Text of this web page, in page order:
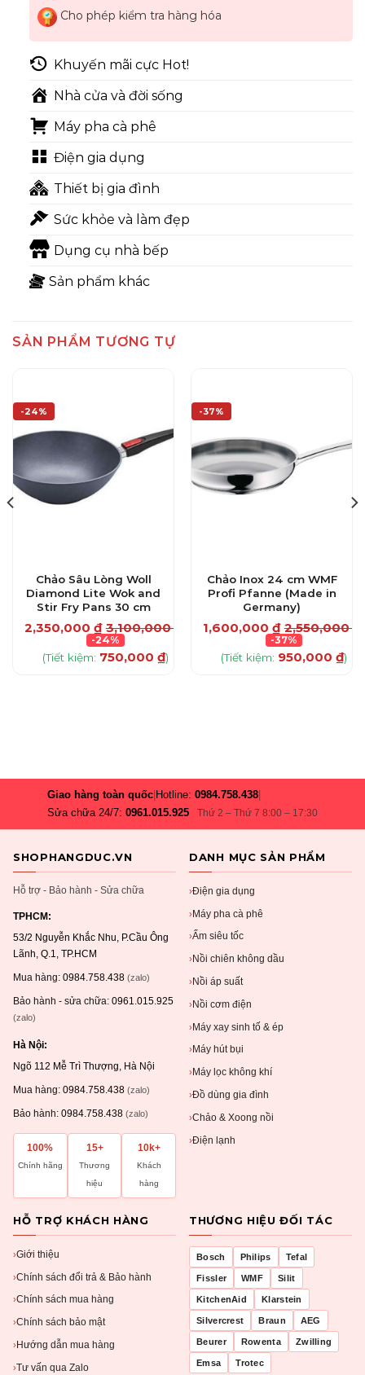
Cho phép kiểm tra hàng hóa
Khuyến mãi cực Hot!
Nhà cửa và đời sống
Máy pha cà phê
Điện gia dụng
Thiết bị gia đình
Sức khỏe và làm đẹp
Dụng cụ nhà bếp
Sản phẩm khác
SẢN PHẨM TƯƠNG TỰ
-24%
Chảo Sâu Lòng Woll
Diamond Lite Wok and
Stir Fry Pans 30 cm
2,350,000 ₫ 3,100,000
-24%
(Tiết kiệm: 750,000 ₫)
-37%
Chảo Inox 24 cm WMF
Profi Pfanne (Made in
Germany)
1,600,000 ₫ 2,550,000
-37%
(Tiết kiệm: 950,000 ₫)
Giao hàng toàn quốc Hotline:0984.758.438
Sửa chữa 24/7:0961.015.925 Thứ 2 – Thứ 7 8:00 – 17:30
SHOPHANGDUC.VN
Hỗ trợ - Bảo hành - Sửa chữa
TPHCM:
53/2 Nguyễn Khắc Nhu, P.Cầu Ông
Lãnh, Q.1, TP.HCM
Mua hàng: 0984.758.438 (zalo)
Bảo hành - sửa chữa: 0961.015.925
(zalo)
Hà Nội:
Ngõ 112 Mễ Trì Thượng, Hà Nội
Mua hàng: 0984.758.438 (zalo)
Bảo hành: 0984.758.438 (zalo)
100%
Chính hãng
15+
Thương
hiệu
10k+
Khách
hàng
DANH MỤC SẢN PHẨM
›Điện gia dụng
›Máy pha cà phê
›Ấm siêu tốc
› Nồi chiên không dầu
› Nồi áp suất
›Nồi cơm điện
›Máy xay sinh tố & ép
› Máy hút bụi
› Máy lọc không khí
›Đồ dùng gia đình
›Chảo & Xoong nồi
›Điện lạnh
HỖ TRỢ KHÁCH HÀNG
›Giới thiệu
›Chính sách đổi trả & Bảo hành
›Chính sách mua hàng
›Chính sách bảo mật
› Hướng dẫn mua hàng
›Tư vấn qua Zalo
THƯƠNG HIỆU ĐỐI TÁC
Bosch Philips Tefal
Fissler WMF Silit
KitchenAid Klarstein
Silvercrest Braun AEG
Beurer Rowenta Zwilling
Emsa Trotec